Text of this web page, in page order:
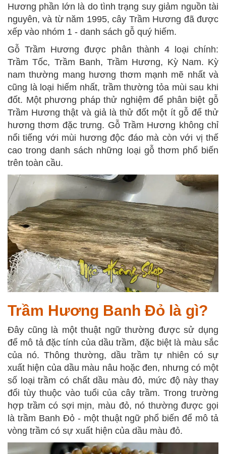
Hương phần lớn là do tình trạng suy giảm nguồn tài
nguyên, và từ năm 1995, cây Trầm Hương đã được
xếp vào nhóm 1 - danh sách gỗ quý hiếm.
Gỗ Trầm Hương được phân thành 4 loại chính:
Trầm Tốc, Trầm Banh, Trầm Hương, Kỳ Nam. Kỳ
nam thường mang hương thơm mạnh mẽ nhất và
cũng là loại hiếm nhất, trầm thường tỏa mùi sau khi
đốt. Một phương pháp thử nghiệm để phân biệt gỗ
Trầm Hương thật và giả là thử đốt một ít gỗ để thử
hương thơm đặc trưng. Gỗ Trầm Hương không chỉ
nổi tiếng với mùi hương độc đáo mà còn với vị thế
cao trong danh sách những loại gỗ thơm phổ biến
trên toàn cầu.
Trầm Hương Banh Đỏ là gì?
Đây cũng là một thuật ngữ thường được sử dụng
để mô tả đặc tính của dầu trầm, đặc biệt là màu sắc
của nó. Thông thường, dầu trầm tự nhiên có sự
xuất hiện của dầu màu nâu hoặc đen, nhưng có một
số loại trầm có chất dầu màu đỏ, mức độ này thay
đổi tùy thuộc vào tuổi của cây trầm. Trong trường
hợp trầm có sợi mịn, màu đỏ, nó thường được gọi
là trầm Banh Đỏ - một thuật ngữ phổ biến để mô tả
vòng trầm có sự xuất hiện của dầu màu đỏ.